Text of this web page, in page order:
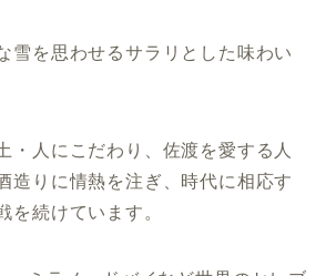
雪を思わせるサラリとした味わい
・人にこだわり、佐渡を愛する人
造りに情熱を注ぎ、時代に相応す
を続けています。